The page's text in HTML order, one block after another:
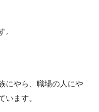
。
にやら、職場の人にや
います。